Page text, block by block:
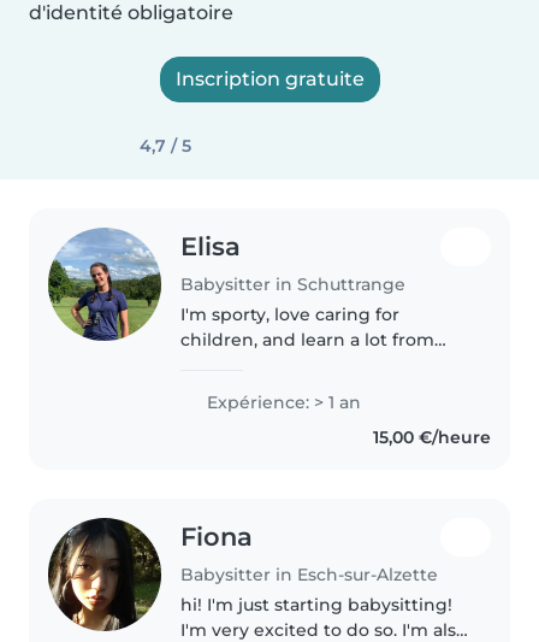
d'identité obligatoire
Inscription gratuite
4,7 / 5
Elisa
Babysitter in Schuttrange
I'm sporty, love caring for
children, and learn a lot from
and study in Luxembourg, and
babysitting helps me grow while
supporting my education. I'm..
Expérience: > 1 an
15,00 €/heure
Fiona
Babysitter in Esch-sur-Alzette
hi! I'm just starting babysitting!
I'm very excited to do so. I'm also